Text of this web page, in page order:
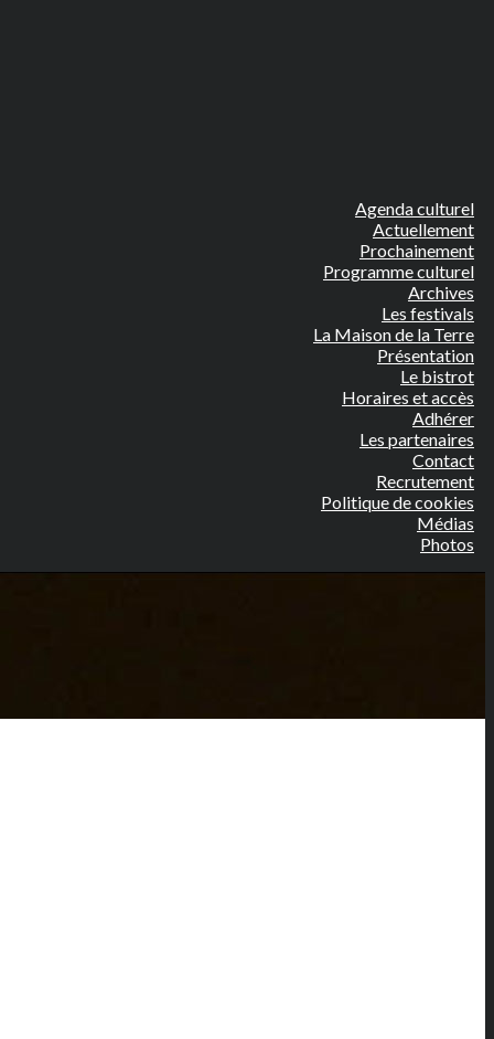
Agenda culturel
Actuellement
Prochainement
Programme culturel
Archives
Les festivals
La Maison de la Terre
Présentation
Le bistrot
Horaires et accès
Adhérer
Les partenaires
Contact
Recrutement
Politique de cookies
Médias
Photos